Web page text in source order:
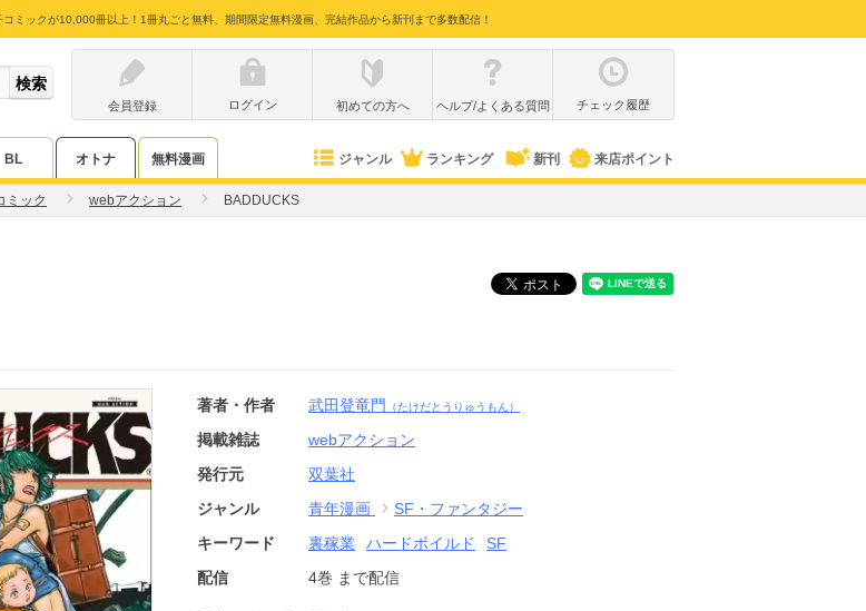
ミックが10,000冊以上！1冊丸ごと無料、期間限定無料漫画、完結作品から新刊まで多数配信！
会員登録
ログイン 初めての方へ ヘルプ/よくある質問 チェック履歴
BL オトナ 無料漫画 ジャンル ランキング 新刊 来店ポイント
ミック webアクション BADDUCKS
著者・作者 武田登竜門 （たけだとうりゅうもん）
掲載雑誌
webアクション
発行元
双葉社
ジャンル
青年漫画
SF・ファンタジー
キーワード
裏稼業 ハードボイルド
SF
配信
4巻 まで配信